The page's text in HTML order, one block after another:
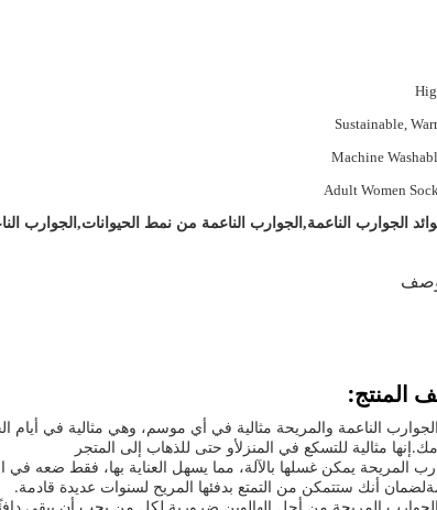
Sustainable,
Machine
Adult Women
الجوارب الناعمة,الجوارب الناعمة من نمط الحيوانات,الجوارب
وصف
المنتج:
الناعمة والمريحة مثالية في أي موسم، وهي مثالية في أيام
مثالية للتسكع في المنزلأو حتى للذهاب إلى المتجر
المريحة يمكن غسلها بالآلة، مما يسهل العناية بها، فقط ضعه
أنك ستتمكن من التمتع بدفئها المريح لسنوات عديدة قادمة.